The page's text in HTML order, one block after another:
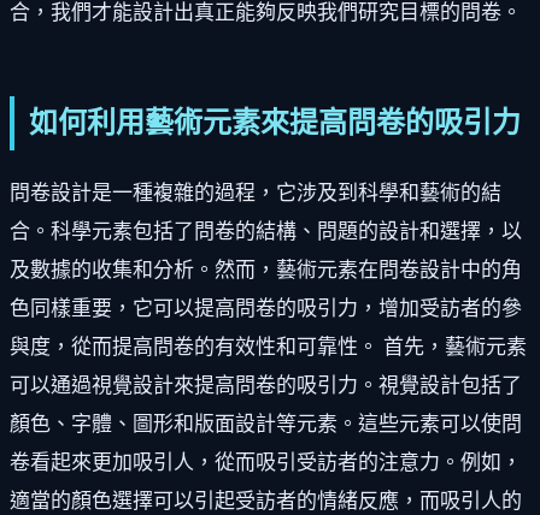
合，我們才能設計出真正能夠反映我們研究目標的問卷。
如何利用藝術元素來提高問卷的吸引力
問卷設計是一種複雜的過程，它涉及到科學和藝術的結
合。科學元素包括了問卷的結構、問題的設計和選擇，以
及數據的收集和分析。然而，藝術元素在問卷設計中的角
色同樣重要，它可以提高問卷的吸引力，增加受訪者的參
與度，從而提高問卷的有效性和可靠性。 首先，藝術元素
可以通過視覺設計來提高問卷的吸引力。視覺設計包括了
顏色、字體、圖形和版面設計等元素。這些元素可以使問
卷看起來更加吸引人，從而吸引受訪者的注意力。例如，
適當的顏色選擇可以引起受訪者的情緒反應，而吸引人的